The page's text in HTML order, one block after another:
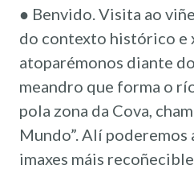
● Benvido. Visita ao
do contexto histórico e
atoparémonos diante
meandro que forma o
pola zona da Cova,
Mundo”. Alí poderemos
imaxes máis